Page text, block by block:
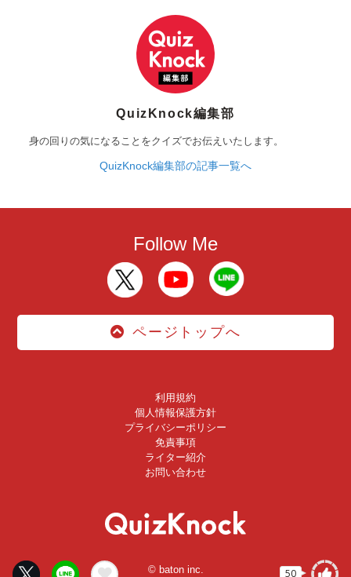
50
QuizKnock編集部
身の回りの気になることをクイズでお伝えいたします。
QuizKnock編集部の記事一覧へ
Follow Me
ページトップへ
利用規約
個人情報保護方針
プライバシーポリシー
免責事項
ライター紹介
お問い合わせ
© baton inc.